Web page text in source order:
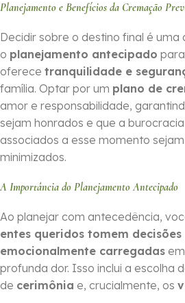
Planejamento e Benefícios da Cremação
Decidir sobre o destino final é
o planejamento antecipado
oferece tranquilidade e
família. Optar por um plano de
amor e responsabilidade,
sejam honrados e que a
associados a esse momento
minimizados.
A Importância do Planejamento Antecipado
Ao planejar com antecedência,
entes queridos tomem
emocionalmente carregadas
profunda dor. Isso inclui a escolha
de cerimônia e, crucialmente, os